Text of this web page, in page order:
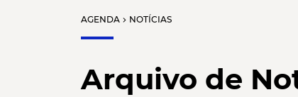
AGENDA chevron_right NOTÍCIAS
Arquivo de